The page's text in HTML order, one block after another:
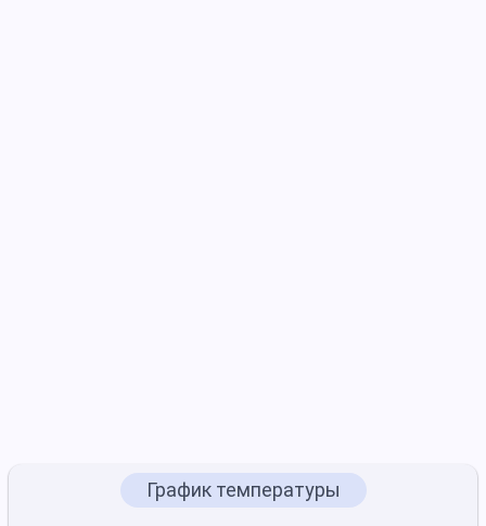
График температуры